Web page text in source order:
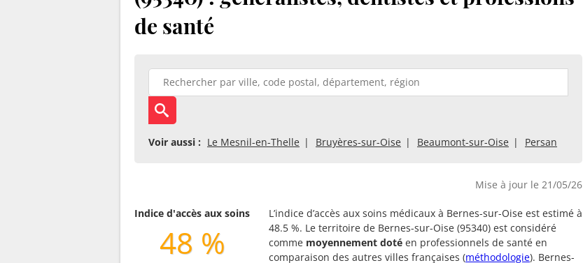
de santé
Voir aussi : Le Mesnil-en-Thelle Bruyères-sur-Oise Beaumont-sur-Oise Persan
Mise à jour le 21/05/26
Indice d'accès aux soins
48 %
L’indice d’accès aux soins médicaux à Bernes-sur-Oise est estimé à
48.5 %. Le territoire de Bernes-sur-Oise (95340) est considéré
comme moyennement doté en professionnels de santé en
comparaison des autres villes françaises (méthodologie). Bernes-